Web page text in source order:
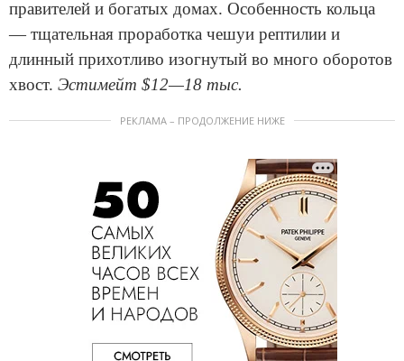
правителей и богатых домах. Особенность кольца
— тщательная проработка чешуи рептилии и
длинный прихотливо изогнутый во много оборотов
хвост. Эстимейт $12—18 тыс.
РЕКЛАМА – ПРОДОЛЖЕНИЕ НИЖЕ